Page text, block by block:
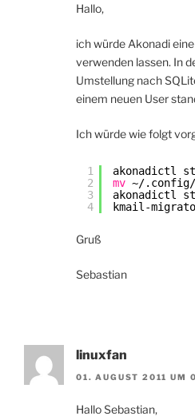
Hallo,
ich würde Akonadi
verwenden lassen. In
Umstellung nach
einem neuen User
Ich würde wie folgt
1
2
3
4
akonadictl
mv ~/.config
akonadictl
kmail-
Gruß
Sebastian
linuxfan
01. AUGUST 2011 UM
Hallo Sebastian,